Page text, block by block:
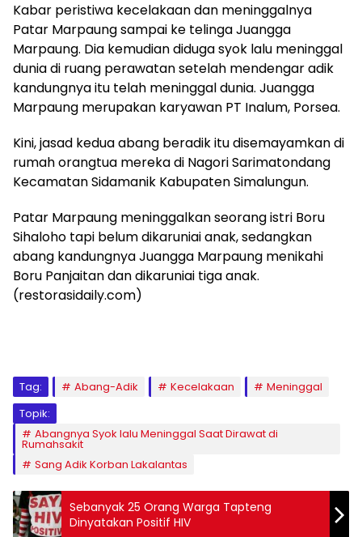
Kabar peristiwa kecelakaan dan meninggalnya
Patar Marpaung sampai ke telinga Juangga
Marpaung. Dia kemudian diduga syok lalu meninggal
dunia di ruang perawatan setelah mendengar adik
kandungnya itu telah meninggal dunia. Juangga
Marpaung merupakan karyawan PT Inalum, Porsea.
Kini, jasad kedua abang beradik itu disemayamkan di
rumah orangtua mereka di Nagori Sarimatondang
Kecamatan Sidamanik Kabupaten Simalungun.
Patar Marpaung meninggalkan seorang istri Boru
Sihaloho tapi belum dikaruniai anak, sedangkan
abang kandungnya Juangga Marpaung menikahi
Boru Panjaitan dan dikaruniai tiga anak.
(restorasidaily.com)
Tag: Abang-Adik Kecelakaan
Meninggal
Topik:
Abangnya Syok lalu Meninggal Saat Dirawat di
Rumahsakit
Sang Adik Korban Lakalantas
Sebanyak 25 Orang Warga Tapteng
Dinyatakan Positif HIV